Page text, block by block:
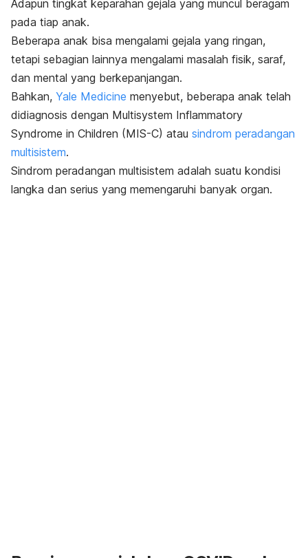
Adapun tingkat keparahan gejala yang muncul beragam
pada tiap anak.
Beberapa anak bisa mengalami gejala yang ringan,
tetapi sebagian lainnya mengalami masalah fisik, saraf,
dan mental yang berkepanjangan.
Bahkan, Yale Medicine menyebut, beberapa anak telah
didiagnosis dengan Multisystem Inflammatory
Syndrome in Children (MIS-C) atau sindrom peradangan
multisistem.
Sindrom peradangan multisistem adalah suatu kondisi
langka dan serius yang memengaruhi banyak organ.